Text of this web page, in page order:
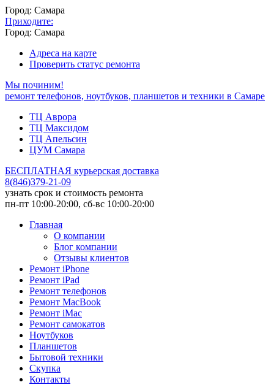
Город: Самара
Приходите:
Город: Самара
Адреса на карте
Проверить статус ремонта
Мы починим!
ремонт телефонов, ноутбуков, планшетов и техники в Самаре
ТЦ Аврора
ТЦ Максидом
ТЦ Апельсин
ЦУМ Самара
БЕСПЛАТНАЯ курьерская доставка
8(846)379-21-09
узнать срок и стоимость ремонта
пн-пт 10:00-20:00, сб-вс 10:00-20:00
Главная
О компании
Блог компании
Отзывы клиентов
Ремонт iPhone
Ремонт iPad
Ремонт телефонов
Ремонт MacBook
Ремонт iMac
Ремонт самокатов
Ноутбуков
Планшетов
Бытовой техники
Скупка
Контакты